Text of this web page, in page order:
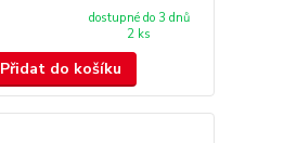
dostupné do 3 dnů
2 ks
Přidat do košíku